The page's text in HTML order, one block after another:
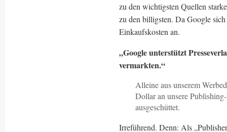
zu den wichtigsten Quellen
zu den billigsten. Da Google
Einkaufskosten an.
„Google unterstützt
vermarkten.“
Alleine aus unserem
Dollar an unsere
ausgeschüttet.
Irreführend. Denn: Als